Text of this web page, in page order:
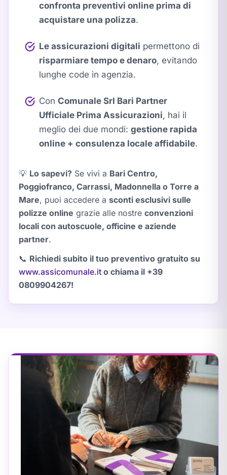
confronta preventivi online prima di
acquistare una polizza.
Le assicurazioni digitali permettono di
risparmiare tempo e denaro, evitando
lunghe code in agenzia.
Con Comunale Srl Bari Partner
Ufficiale Prima Assicurazioni, hai il
meglio dei due mondi: gestione rapida
online + consulenza locale affidabile.
💡 Lo sapevi? Se vivi a Bari Centro,
Poggiofranco, Carrassi, Madonnella o Torre a
Mare, puoi accedere a sconti esclusivi sulle
polizze online grazie alle nostre convenzioni
locali con autoscuole, officine e aziende
partner.
📞 Richiedi subito il tuo preventivo gratuito su
www.assicomunale.it o chiama il +39
0809904267!